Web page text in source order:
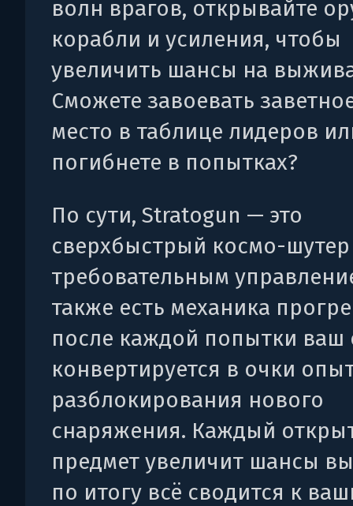
волн врагов, открывайте
корабли и усиления, чтобы
увеличить шансы на
Сможете завоевать
место в таблице лидеров
погибнете в попытках?
По сути, Stratogun — это
сверхбыстрый космо-шутер
требовательным
также есть механика
после каждой попытки ваш
конвертируется в очки
разблокирования нового
снаряжения. Каждый
предмет увеличит шансы
по итогу всё сводится к